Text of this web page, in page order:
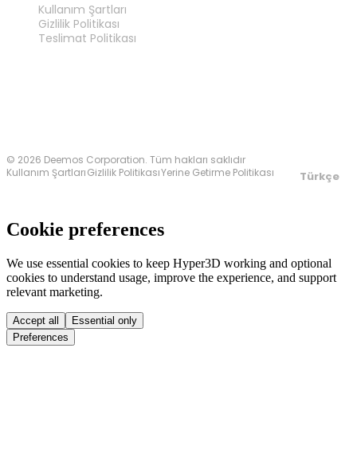
Kullanım Şartları
Gizlilik Politikası
Teslimat Politikası
© 2026 Deemos Corporation. Tüm hakları saklıdır
Kullanım ŞartlarıGizlilik PolitikasıYerine Getirme Politikası Türkçe
Cookie preferences
We use essential cookies to keep Hyper3D working and optional
cookies to understand usage, improve the experience, and support
relevant marketing.
Accept all
Essential only
Preferences